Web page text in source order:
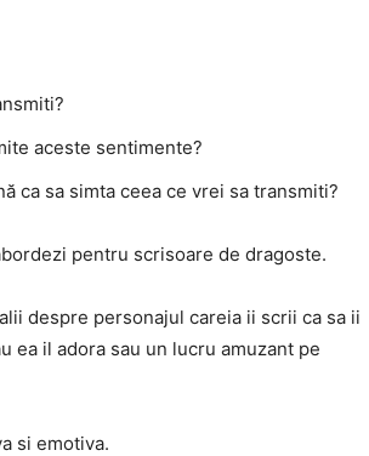
aceste sentimente?
ca sa simta ceea ce vrei sa transmiti?
pentru scrisoare de dragoste.
despre personajul careia ii scrii ca sa ii
ea il adora sau un lucru amuzant pe
si emotiva.